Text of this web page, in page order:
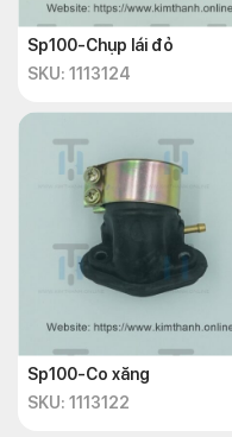
Sp100-Chụp lái đỏ
SKU: 1113124
Sp100-Co xăng
SKU: 1113122